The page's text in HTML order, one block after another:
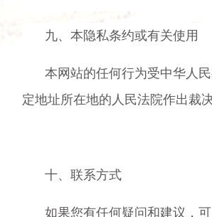
九、本隐私条约或有关使用
本网站的任何行为受中华人
定地址所在地的人民法院作出裁决
十、联系方式
如果您有任何疑问和建议，